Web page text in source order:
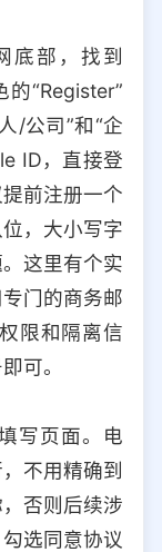
底部，找到
“Register”
/公司”和“企
ID，直接登
前注册一个
，大小写字
这里有个实
门的商务邮
限和隔离信
可。
写页面。电
不用精确到
否则后续涉
选同意协议